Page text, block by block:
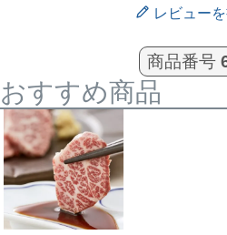
まみー 2 購入者
投稿日
2026/05/27
たてがみと赤身を一緒に食べ
です！
最近はたてがみが売り切れて
もっと単品で買えるようにな
レビューを
商品番号
おすすめ商品